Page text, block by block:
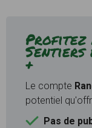
Profitez
Sentiers
+
Le compte
potentiel
Pas de